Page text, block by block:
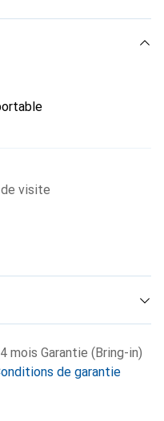
Noreve est un choix
visite
mois Garantie (Bring-in)
de garantie